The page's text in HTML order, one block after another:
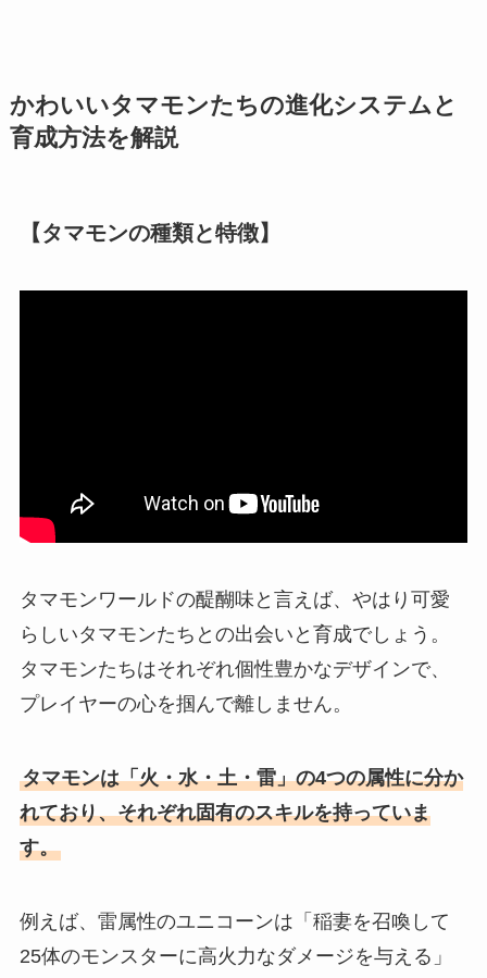
かわいいタマモンたちの進化システムと
育成方法を解説
【タマモンの種類と特徴】
タマモンワールドの醍醐味と言えば、やはり可愛
らしいタマモンたちとの出会いと育成でしょう。
タマモンたちはそれぞれ個性豊かなデザインで、
プレイヤーの心を掴んで離しません。
タマモンは「火・水・土・雷」の4つの属性に分か
れており、それぞれ固有のスキルを持っていま
す。
例えば、雷属性のユニコーンは「稲妻を召喚して
25体のモンスターに高火力なダメージを与える」